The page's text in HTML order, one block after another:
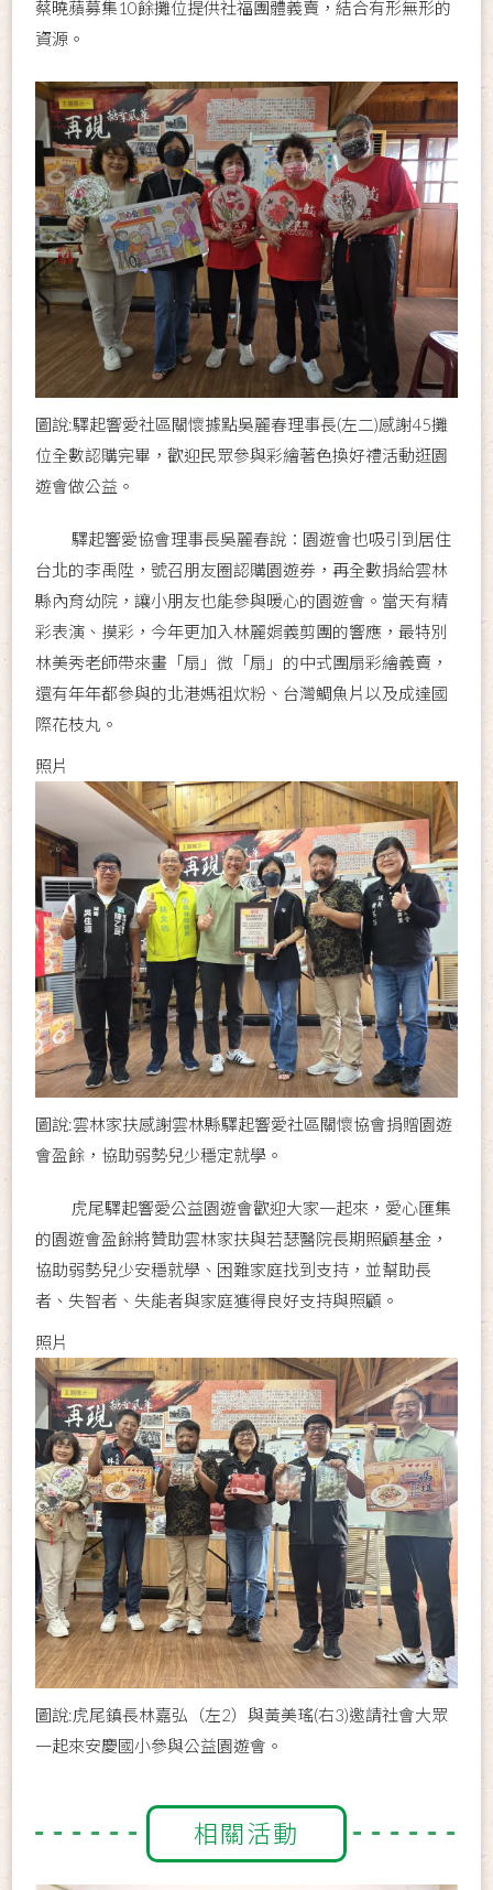
蔡曉蘋募集10餘攤位提供社福團體義賣，結合有形無形的
資源。
圖說:驛起響愛社區關懷據點吳麗春理事長(左二)感謝45攤
位全數認購完畢，歡迎民眾參與彩繪著色換好禮活動逛園
遊會做公益。
驛起響愛協會理事長吳麗春說：園遊會也吸引到居住
台北的李禹陞，號召朋友圈認購園遊券，再全數捐給雲林
縣內育幼院，讓小朋友也能參與暖心的園遊會。當天有精
彩表演、摸彩，今年更加入林麗娟義剪團的響應，最特別
林美秀老師帶來畫「扇」微「扇」的中式團扇彩繪義賣，
還有年年都參與的北港媽祖炊粉、台灣鯛魚片以及成達國
際花枝丸。
照片
圖說:雲林家扶感謝雲林縣驛起響愛社區關懷協會捐贈園遊
會盈餘，協助弱勢兒少穩定就學。
虎尾驛起響愛公益園遊會歡迎大家一起來，愛心匯集
的園遊會盈餘將贊助雲林家扶與若瑟醫院長期照顧基金，
協助弱勢兒少安穩就學、困難家庭找到支持，並幫助長
者、失智者、失能者與家庭獲得良好支持與照顧。
照片
圖說:虎尾鎮長林嘉弘（左2）與黃美瑤(右3)邀請社會大眾
一起來安慶國小參與公益園遊會。
相關活動